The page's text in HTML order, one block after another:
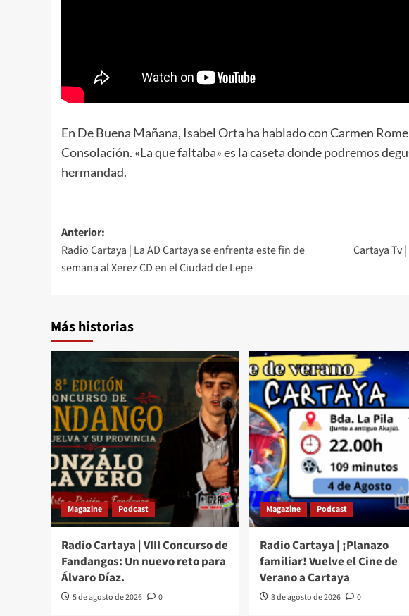
En De Buena Mañana, Isabel Orta ha hablado con Carmen
Consolación. «La que faltaba» es la caseta donde podremos
hermandad.
Anterior:
Radio Cartaya | La AD Cartaya se enfrenta este fin de
semana al Xerez CD en el Ciudad de Lepe
Cartaya Tv
Más historias
Magazine Podcast
Radio Cartaya | VIII Concurso de
Fandangos: Un nuevo reto para
Álvaro Díaz.
5 de agosto de 2026 0
Magazine Podcast
Radio Cartaya | ¡Planazo
familiar! Vuelve el Cine de
Verano a Cartaya
3 de agosto de 2026 0